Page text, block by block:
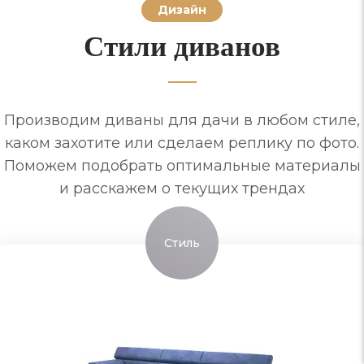
Дизайн
Стили диванов
Производим диваны для дачи в любом стиле,
каком захотите или сделаем реплику по фото.
Поможем подобрать оптимальные материалы
и расскажем о текущих трендах
Стиль